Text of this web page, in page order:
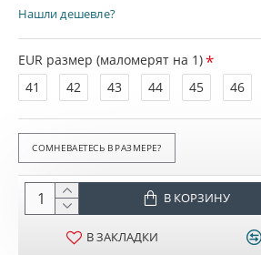
EUR размер (маломерят на 1)
41
42 43 44 45 46
В КОРЗИНУ
В ЗАКЛАДКИ
Нашли дешевле?
СОМНЕВАЕТЕСЬ В РАЗМЕРЕ?